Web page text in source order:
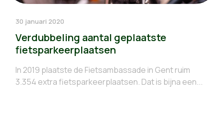
30 januari 2020
Verdubbeling aantal geplaatste
fietsparkeerplaatsen
In 2019 plaatste de Fietsambassade in Gent ruim
3.354 extra fietsparkeerplaatsen. Dat is bijna een...